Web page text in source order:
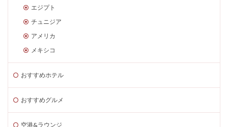
エジプト
チュニジア
アメリカ
メキシコ
おすすめホテル
おすすめグルメ
空港&ラウンジ